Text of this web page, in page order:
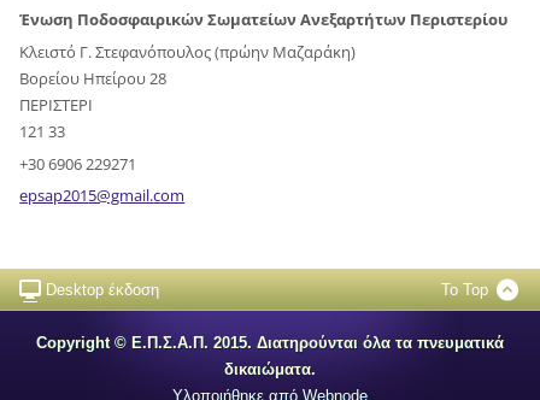
Ένωση Ποδοσφαιρικών Σωματείων Ανεξαρτήτων Περιστερίου
Κλειστό Γ. Στεφανόπουλος (πρώην Μαζαράκη)
Βορείου Ηπείρου 28
ΠΕΡΙΣΤΕΡΙ
121 33
+30 6906 229271
epsap2015@gmail.com
Desktop έκδοση To Top
Copyright © Ε.Π.Σ.Α.Π. 2015. Διατηρούνται όλα τα πνευματικά
δικαιώματα.
Υλοποιήθηκε από Webnode